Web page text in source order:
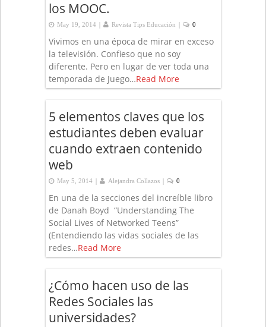
los MOOC.
May 19, 2014 | Revista Tips Educación | 0
Vivimos en una época de mirar en exceso
la televisión. Confieso que no soy
diferente. Pero en lugar de ver toda una
temporada de Juego…Read More
5 elementos claves que los
estudiantes deben evaluar
cuando extraen contenido
web
May 5, 2014 | Alejandra Collazos | 0
En una de la secciones del increíble libro
de Danah Boyd “Understanding The
Social Lives of Networked Teens”
(Entendiendo las vidas sociales de las
redes…Read More
¿Cómo hacen uso de las
Redes Sociales las
universidades?